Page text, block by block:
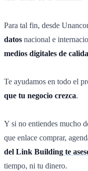
Para tal fin, desde
datos nacional e
medios digitales de
Te ayudamos en todo el
que tu negocio crezca.
Y si no entiendes mucho
que enlace comprar,
del Link Building te
tiempo, ni tu dinero.